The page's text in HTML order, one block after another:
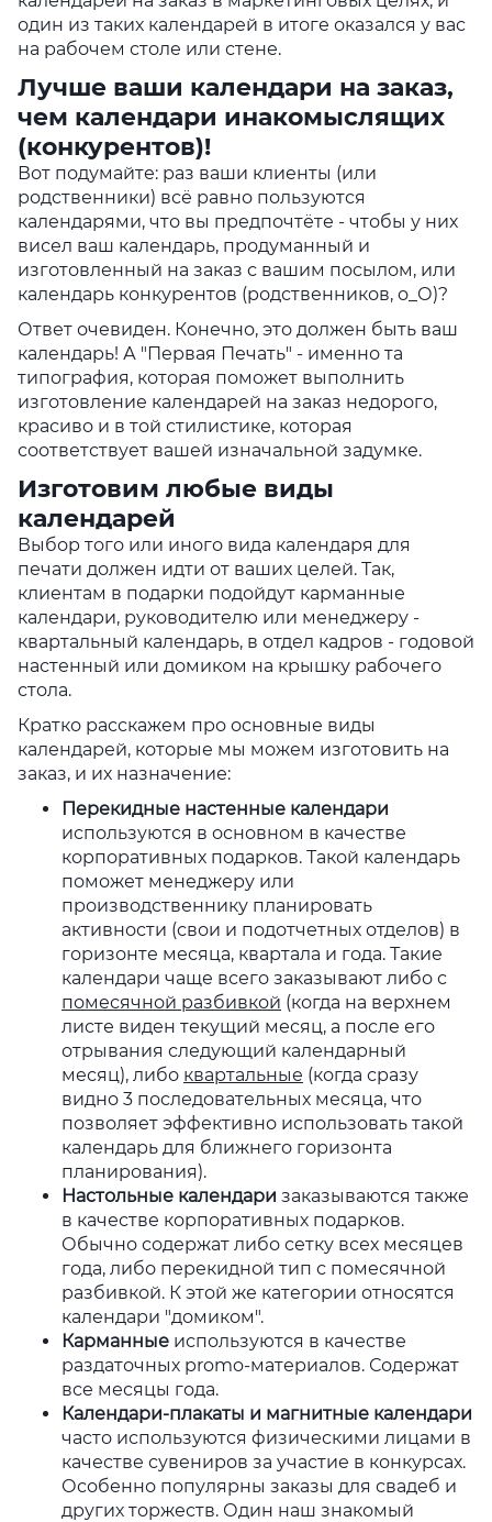
один из таких календарей в итоге оказался у вас
на рабочем столе или стене.
Лучше ваши календари на заказ,
чем календари инакомыслящих
(конкурентов)!
Вот подумайте: раз ваши клиенты (или
родственники) всё равно пользуются
календарями, что вы предпочтёте - чтобы у них
висел ваш календарь, продуманный и
изготовленный на заказ с вашим посылом, или
календарь конкурентов (родственников, о_О)?
Ответ очевиден. Конечно, это должен быть ваш
календарь! А "Первая Печать" - именно та
типография, которая поможет выполнить
изготовление календарей на заказ недорого,
красиво и в той стилистике, которая
соответствует вашей изначальной задумке.
Изготовим любые виды
календарей
Выбор того или иного вида календаря для
печати должен идти от ваших целей. Так,
клиентам в подарки подойдут карманные
календари, руководителю или менеджеру -
квартальный календарь, в отдел кадров - годовой
настенный или домиком на крышку рабочего
стола.
Кратко расскажем про основные виды
календарей, которые мы можем изготовить на
заказ, и их назначение:
Перекидные настенные календари
используются в основном в качестве
корпоративных подарков. Такой календарь
поможет менеджеру или
производственнику планировать
активности (свои и подотчетных отделов) в
горизонте месяца, квартала и года. Такие
календари чаще всего заказывают либо с
помесячной разбивкой (когда на верхнем
листе виден текущий месяц, а после его
отрывания следующий календарный
месяц), либо квартальные (когда сразу
видно 3 последовательных месяца, что
позволяет эффективно использовать такой
календарь для ближнего горизонта
планирования).
Настольные календари заказываются также
в качестве корпоративных подарков.
Обычно содержат либо сетку всех месяцев
года, либо перекидной тип с помесячной
разбивкой. К этой же категории относятся
календари "домиком".
Карманные используются в качестве
раздаточных promo-материалов. Содержат
все месяцы года.
Календари-плакаты и магнитные календари
часто используются физическими лицами в
качестве сувениров за участие в конкурсах.
Особенно популярны заказы для свадеб и
других торжеств. Один наш знакомый